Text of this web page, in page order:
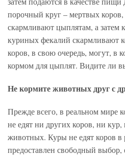
порочный круг – мертвых
скармливают цыплятам, а затем
куриных фекалий скармливают
коров, в свою очередь, могут, в
кормом для цыплят. Видите ли
Не кормите животных друг с
Прежде всего, в реальном мире
не едят ни других коров, ни
животных. Куры не едят коров
предоставлен свободный